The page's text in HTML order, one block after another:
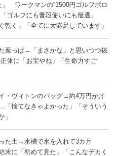
」 ワークマンの“1500円ゴルフポロ
ゴルフにも普段使いにも最適」
乾く」「全てに大満足しています」
葉っぱ→「まさかな」と思いつつ抜
体に「お宝やね」「生命力すご
・ヴィトンのバッグ→約4万円かけ
捨てなきゃよかった」「そういう
」
た土→水槽で水を入れて3カ月
に「初めて見た」「こんなデカく